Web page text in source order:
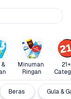
Minuman
Ringan
21+
Beras Gula &